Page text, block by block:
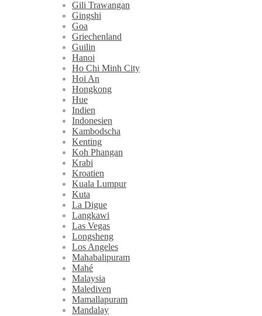
Gili Trawangan
Gingshi
Goa
Griechenland
Guilin
Hanoi
Ho Chi Minh City
Hoi An
Hongkong
Hue
Indien
Indonesien
Kambodscha
Kenting
Koh Phangan
Krabi
Kroatien
Kuala Lumpur
Kuta
La Digue
Langkawi
Las Vegas
Longsheng
Los Angeles
Mahabalipuram
Mahé
Malaysia
Malediven
Mamallapuram
Mandalay